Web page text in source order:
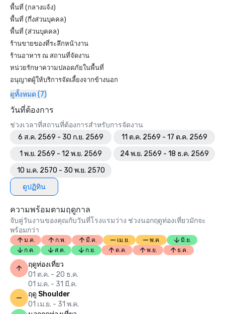
พื้นที่ (กลางแจ้ง)
พื้นที่ (กึ่งส่วนบุคคล)
พื้นที่ (ส่วนบุคคล)
ร้านขายของที่ระลึกหน้างาน
ร้านอาหาร ณ สถานที่จัดงาน
หน่วยรักษาความปลอดภัยในพื้นที่
อนุญาตผู้ให้บริการจัดเลี้ยงจากข้างนอก
ดูทั้งหมด (7)
วันที่ต้องการ
ช่วงเวลาที่สถานที่ต้องการสำหรับการจัดงาน
6 ส.ค. 2569 - 30 ก.ย. 2569
11 ต.ค. 2569 - 17 ต.ค. 2569
1 พ.ย. 2569 - 12 พ.ย. 2569
24 พ.ย. 2569 - 18 ธ.ค. 2569
10 ม.ค. 2570 - 30 พ.ย. 2570
ดูปฏิทิน
ความพร้อมตามฤดูกาล
จับคู่วันงานของคุณกับวันที่โรงแรมว่าง ช่วงนอกฤดูท่องเที่ยวมักจะ
พร้อมกว่า
ม.ค. ก.พ. มี.ค. เม.ย. พ.ค.
มิ.ย.
ก.ค.
ส.ค. ก.ย. ต.ค. พ.ย. ธ.ค.
ฤดูท่องเที่ยว
01 ต.ค. - 20 ธ.ค.
01 ม.ค. - 31 มี.ค.
ฤดู Shoulder
01 เม.ย. - 31 พ.ค.